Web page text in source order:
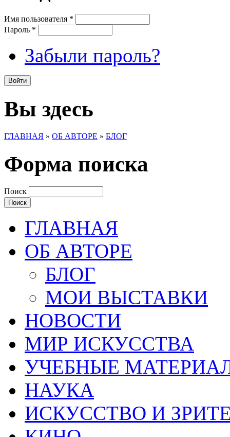
Имя пользователя *
Пароль *
Забыли пароль?
Вы здесь
ГЛАВНАЯ » ОБ АВТОРЕ » БЛОГ
Форма поиска
Поиск
ГЛАВНАЯ
ОБ АВТОРЕ
БЛОГ
МОИ ВЫСТАВКИ
НОВОСТИ
МИР ИСКУССТВА
УЧЕБНЫЕ
НАУКА
ИСКУССТВО И